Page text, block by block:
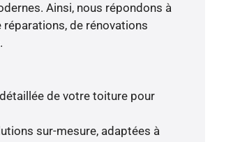
Ainsi, nous répondons à
réparations, de rénovations
de votre toiture pour
sur-mesure, adaptées à